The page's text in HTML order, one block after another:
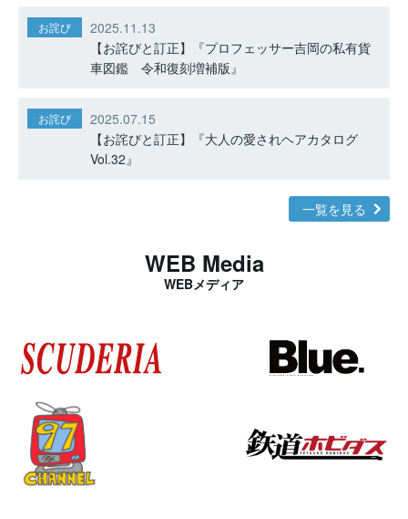
お詫び
2025.11.13
【お詫びと訂正】『プロフェッサー吉岡の私有貨
車図鑑 令和復刻増補版』
お詫び
2025.07.15
【お詫びと訂正】『大人の愛されヘアカタログ
Vol.32』
一覧を見る
WEB Media
WEBメディア